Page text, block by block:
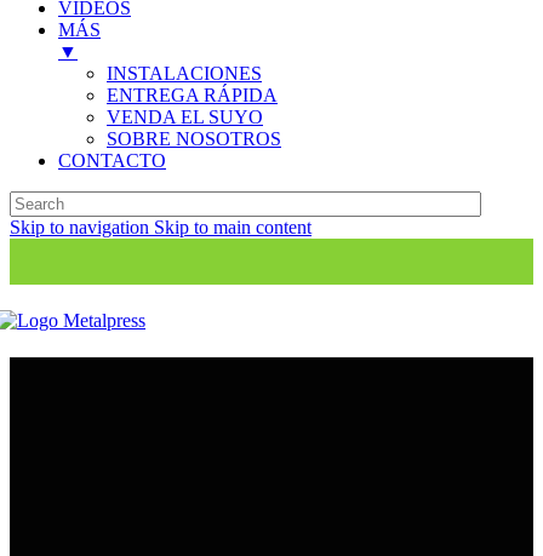
VIDEOS
MÁS
▼
INSTALACIONES
ENTREGA RÁPIDA
VENDA EL SUYO
SOBRE NOSOTROS
CONTACTO
Skip to navigation Skip to main content